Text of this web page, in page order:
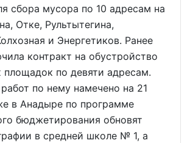
сбора мусора по 10 адресам на
Отке, Рультытегина,
и Энергетиков. Ранее
контракт на обустройство
площадок по девяти адресам.
по нему намечено на 21
в Анадыре по программе
бюджетирования обновят
в средней школе № 1, а